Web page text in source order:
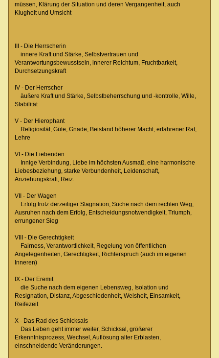
müssen, Klärung der Situation und deren Vergangenheit, auch
Klugheit und Umsicht
III - Die Herrscherin
innere Kraft und Stärke, Selbstvertrauen und
Verantwortungsbewusstsein, innerer Reichtum, Fruchtbarkeit,
Durchsetzungskraft
IV - Der Herrscher
äußere Kraft und Stärke, Selbstbeherrschung und -kontrolle, Wille,
Stabilität
V - Der Hierophant
Religiosität, Güte, Gnade, Beistand höherer Macht, erfahrener Rat,
Lehre
VI - Die Liebenden
Innige Verbindung, Liebe im höchsten Ausmaß, eine harmonische
Liebesbeziehung, starke Verbundenheit, Leidenschaft,
Anziehungskraft, Reiz.
VII - Der Wagen
Erfolg trotz derzeitiger Stagnation, Suche nach dem rechten Weg,
Ausruhen nach dem Erfolg, Entscheidungsnotwendigkeit, Triumph,
errungener Sieg
VIII - Die Gerechtigkeit
Fairness, Verantwortlichkeit, Regelung von öffentlichen
Angelegenheiten, Gerechtigkeit, Richterspruch (auch im eigenen
Inneren)
IX - Der Eremit
die Suche nach dem eigenen Lebensweg, Isolation und
Resignation, Distanz, Abgeschiedenheit, Weisheit, Einsamkeit,
Reifezeit
X - Das Rad des Schicksals
Das Leben geht immer weiter, Schicksal, größerer
Erkenntnisprozess, Wechsel, Auflösung alter Erblasten,
einschneidende Veränderungen.